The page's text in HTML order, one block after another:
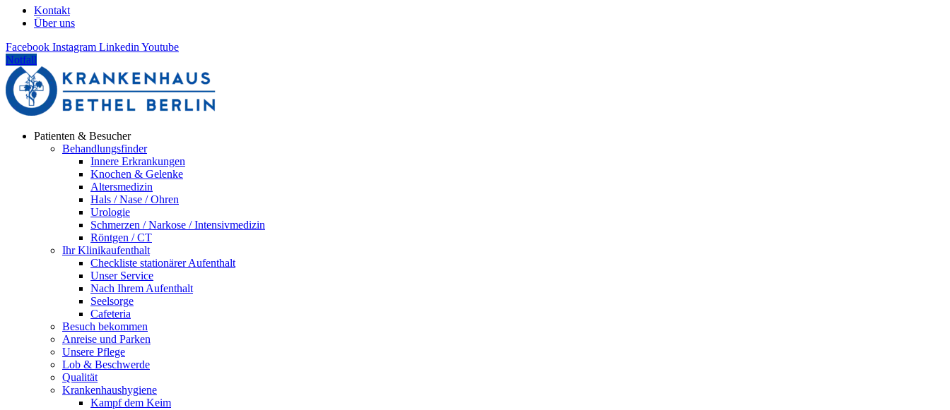
Kontakt
Über uns
Facebook Instagram Linkedin Youtube
Notfall
Patienten & Besucher
Behandlungsfinder
Innere Erkrankungen
Knochen & Gelenke
Altersmedizin
Hals / Nase / Ohren
Urologie
Schmerzen / Narkose / Intensivmedizin
Röntgen / CT
Ihr Klinikaufenthalt
Checkliste stationärer Aufenthalt
Unser Service
Nach Ihrem Aufenthalt
Seelsorge
Cafeteria
Besuch bekommen
Anreise und Parken
Unsere Pflege
Lob & Beschwerde
Qualität
Krankenhaushygiene
Kampf dem Keim